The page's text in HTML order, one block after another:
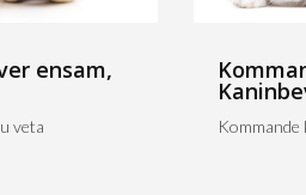
ensam,
veta Kommande